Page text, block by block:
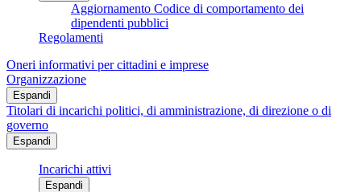
Aggiornamento Codice di comportamento dei
dipendenti pubblici
Regolamenti
Oneri informativi per cittadini e imprese
Organizzazione
Espandi
Titolari di incarichi politici, di amministrazione, di direzione o di
governo
Espandi
Incarichi attivi
Espandi